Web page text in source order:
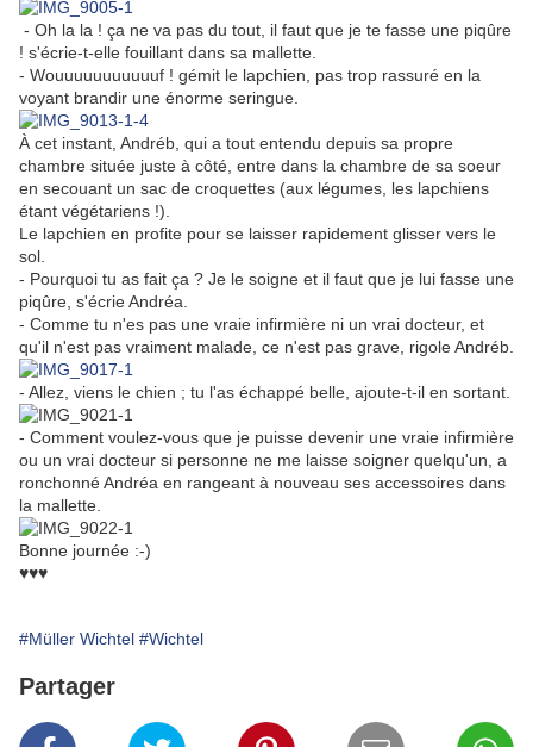
- Oh la la ! ça ne va pas du tout, il faut que je te fasse une piqûre
! s'écrie-t-elle fouillant dans sa mallette.
- Wouuuuuuuuuuuf ! gémit le lapchien, pas trop rassuré en la
voyant brandir une énorme seringue.
À cet instant, Andréb, qui a tout entendu depuis sa propre
chambre située juste à côté, entre dans la chambre de sa soeur
en secouant un sac de croquettes (aux légumes, les lapchiens
étant végétariens !).
Le lapchien en profite pour se laisser rapidement glisser vers le
sol.
- Pourquoi tu as fait ça ? Je le soigne et il faut que je lui fasse une
piqûre, s'écrie Andréa.
- Comme tu n'es pas une vraie infirmière ni un vrai docteur, et
qu'il n'est pas vraiment malade, ce n'est pas grave, rigole Andréb.
- Allez, viens le chien ; tu l'as échappé belle, ajoute-t-il en sortant.
- Comment voulez-vous que je puisse devenir une vraie infirmière
ou un vrai docteur si personne ne me laisse soigner quelqu'un, a
ronchonné Andréa en rangeant à nouveau ses accessoires dans
la mallette.
Bonne journée :-)
♥♥♥
#Müller Wichtel #Wichtel
Partager